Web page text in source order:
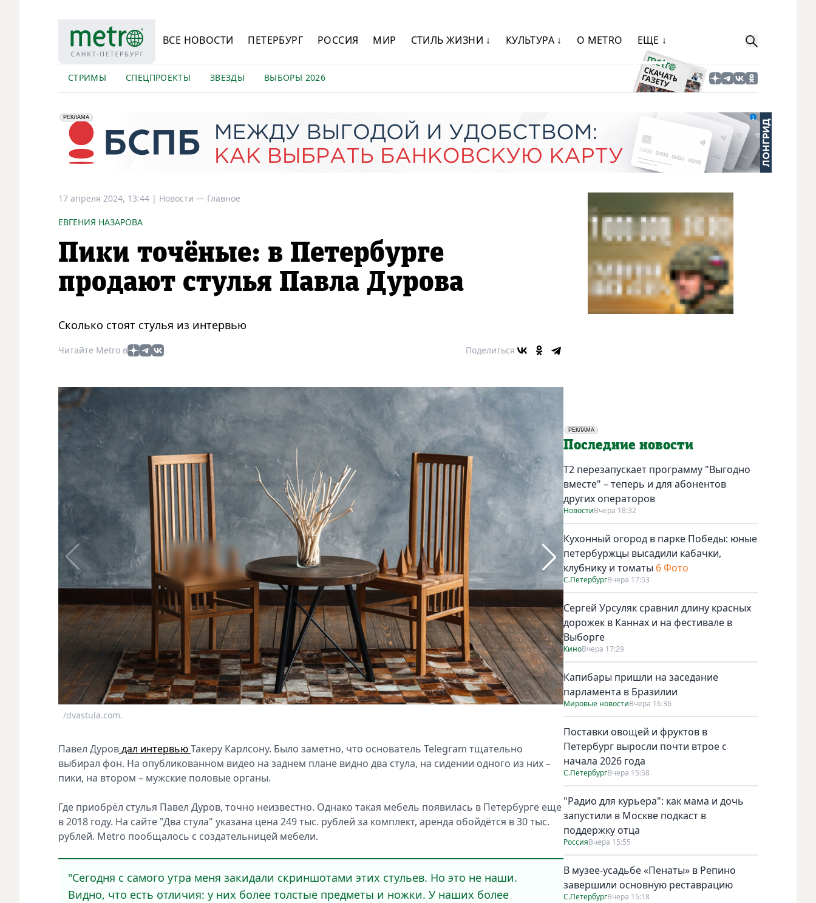
ВСЕ НОВОСТИ ПЕТЕРБУРГ РОССИЯ МИР СТИЛЬ ЖИЗНИ ↓ КУЛЬТУРА ↓ О METRO ЕЩЕ ↓
СТРИМЫ СПЕЦПРОЕКТЫ ЗВЕЗДЫ ВЫБОРЫ 2026
erid: 2VfnxyFybV5
РЕКЛАМА
ПАО "Банк "Санкт-Петербург", ИНН: 7831000027
17 апреля 2024, 13:44 | Новости — Главное
ЕВГЕНИЯ НАЗАРОВА
Пики точёные: в Петербурге
продают стулья Павла Дурова
Сколько стоят стулья из интервью
Читайте Metro в Поделиться
/dvastula.com. /dvastula.com.
Павел Дуровдал интервьюТакеру Карлсону. Было заметно, что основатель Telegram тщательно
выбирал фон. На опубликованном видео на заднем плане видно два стула, на сидении одного из них –
пики, на втором – мужские половые органы.
Где приобрёл стулья Павел Дуров, точно неизвестно. Однако такая мебель появилась в Петербурге еще
в 2018 году. На сайте "Два стула" указана цена 249 тыс. рублей за комплект, аренда обойдётся в 30 тыс.
рублей. Metro пообщалось с создательницей мебели.
"Сегодня с самого утра меня закидали скриншотами этих стульев. Но это не наши.
Видно, что есть отличия: у них более толстые предметы и ножки. У наших более
РЕКЛАМА
Социальная реклама
Последние новости
Т2 перезапускает программу "Выгодно
вместе" – теперь и для абонентов
других операторов
НовостиВчера 18:32
Кухонный огород в парке Победы: юные
петербуржцы высадили кабачки,
клубнику и томаты 6 Фото
С.ПетербургВчера 17:53
Сергей Урсуляк сравнил длину красных
дорожек в Каннах и на фестивале в
Выборге
КиноВчера 17:29
Капибары пришли на заседание
парламента в Бразилии
Мировые новостиВчера 16:36
Поставки овощей и фруктов в
Петербург выросли почти втрое с
начала 2026 года
С.ПетербургВчера 15:58
"Радио для курьера": как мама и дочь
запустили в Москве подкаст в
поддержку отца
РоссияВчера 15:55
В музее-усадьбе «Пенаты» в Репино
завершили основную реставрацию
С.ПетербургВчера 15:18